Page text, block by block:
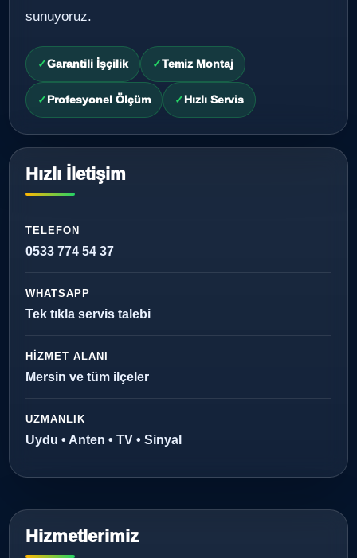
sunuyoruz.
Garantili İşçilik Temiz Montaj
Profesyonel Ölçüm Hızlı Servis
Hızlı İletişim
TELEFON
0533 774 54 37
WHATSAPP
Tek tıkla servis talebi
HIZMET ALANI
Mersin ve tüm ilçeler
UZMANLIK
Uydu • Anten • TV • Sinyal
Hizmetlerimiz